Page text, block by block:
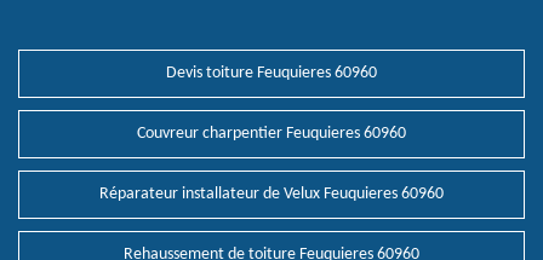
Devis toiture Feuquieres 60960
Couvreur charpentier Feuquieres 60960
Réparateur installateur de Velux Feuquieres 60960
Rehaussement de toiture Feuquieres 60960